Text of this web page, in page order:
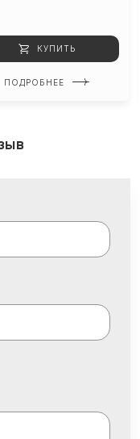
КУПИТЬ
ПОДРОБНЕЕ